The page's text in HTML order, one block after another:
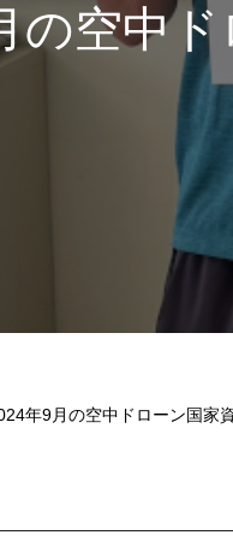
の空中
年9月の空中ドローン国家